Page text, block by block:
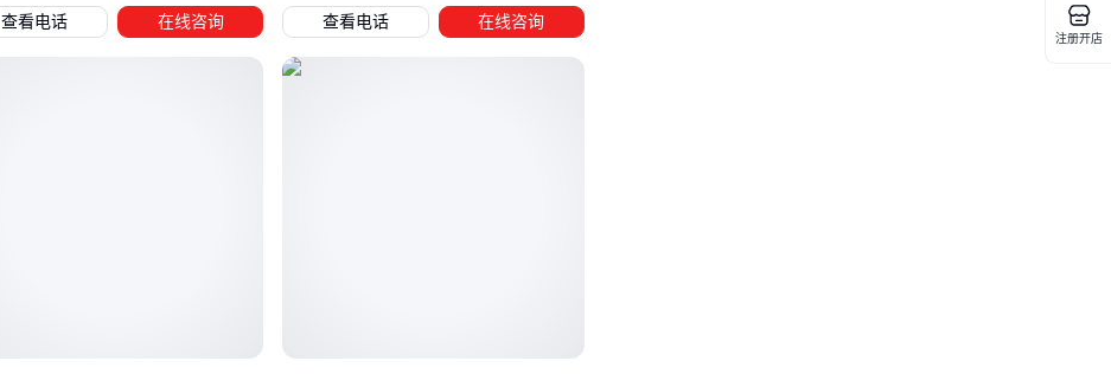
四、安装译码器时容易被忽视的配套需求
信号衰减是新手常踩的坑——即便选了高性能译码器，长距离
查看电话 在线咨询 查看电话 在线咨询
注册开店